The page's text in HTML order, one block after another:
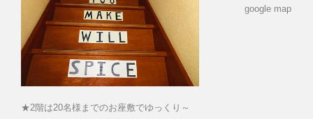
★2階は20名様までのお座敷でゆっくり～
google map